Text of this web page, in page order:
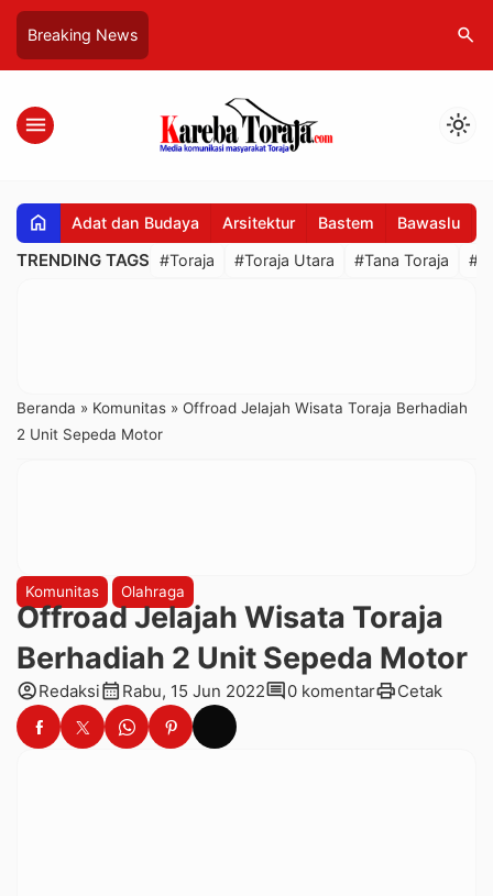
Breaking News search
menu light_mode
home Adat dan Budaya Arsitektur Bastem Bawaslu
TRENDING TAGS #Toraja #Toraja Utara #Tana Toraja
Beranda » Komunitas » Offroad Jelajah Wisata Toraja Berhadiah
2 Unit Sepeda Motor
Komunitas Olahraga
Offroad Jelajah Wisata Toraja
Berhadiah 2 Unit Sepeda Motor
account_circleRedaksicalendar_month Rabu, 15 Jun 2022comment0 komentarprintCetak